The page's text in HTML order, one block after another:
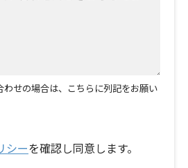
わせの場合は、こちらに列記をお願い
シーを確認し同意します。